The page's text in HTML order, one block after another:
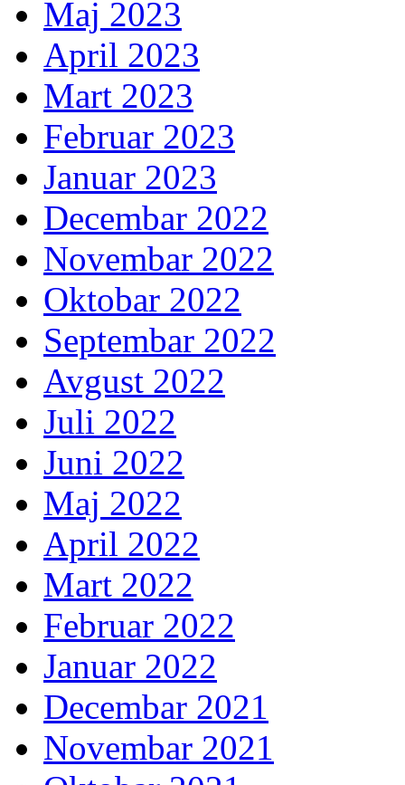
Maj 2023
April 2023
Mart 2023
Februar 2023
Januar 2023
Decembar 2022
Novembar 2022
Oktobar 2022
Septembar 2022
Avgust 2022
Juli 2022
Juni 2022
Maj 2022
April 2022
Mart 2022
Februar 2022
Januar 2022
Decembar 2021
Novembar 2021